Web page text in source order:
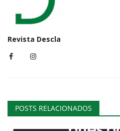
Revista Descla
POSTS RELACIONADOS